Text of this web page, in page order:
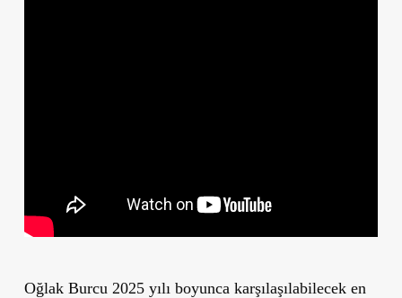
Oğlak Burcu 2025 yılı boyunca karşılaşılabilecek en